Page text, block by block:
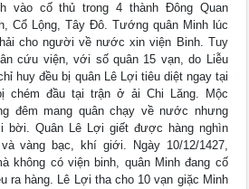
vào cố thủ trong 4 thành Đông Quan
Cổ Lộng, Tây Đô. Tướng quân Minh lúc
cho người về nước xin viện Binh. Tuy
cứu viện, với số quân 15 vạn, do Liễu
huy đều bị quân Lê Lợi tiêu diệt ngay tại
chém đầu tại trận ở ải Chi Lăng. Mộc
đêm mang quân chạy về nước nhưng
bời. Quân Lê Lợi giết được hàng nghìn
vàng bạc, khí giới. Ngày 10/12/1427,
không có viện binh, quân Minh đang cố
ra hàng. Lê Lợi tha cho 10 vạn giặc Minh